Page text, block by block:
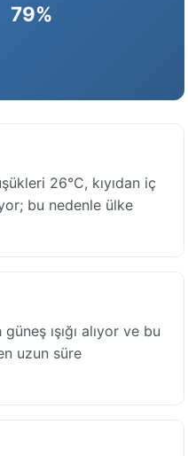
79%
26°C, kıyıdan iç
bu nedenle ülke
ışığı alıyor ve bu
uzun süre